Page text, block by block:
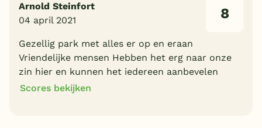
Arnold Steinfort
04 april 2021
8
Gezellig park met alles er op en eraan
Vriendelijke mensen Hebben het erg naar onze
zin hier en kunnen het iedereen aanbevelen
Scores bekijken